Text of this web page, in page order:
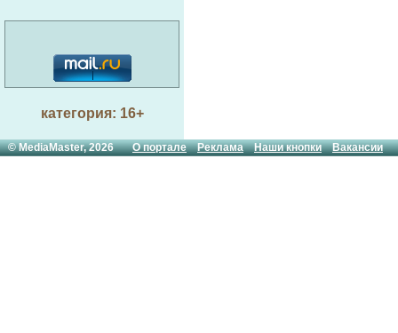
категория: 16+
© MediaMaster, 2026О портале Реклама Наши кнопки Вакансии